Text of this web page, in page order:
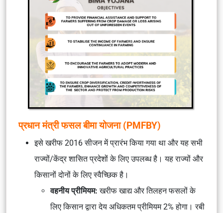
प्रधान मंत्री फसल बीमा योजना (PMFBY)
इसे खरीफ 2016 सीजन में प्रारंभ किया गया था और यह सभी
राज्यों/केंद्र शासित प्रदेशों के लिए उपलब्ध है। यह राज्यों और
किसानों दोनों के लिए स्वैच्छिक है।
वहनीय प्रीमियम:खरीफ खाद्य और तिलहन फसलों के
लिए किसान द्वारा देय अधिकतम प्रीमियम 2% होगा। रबी